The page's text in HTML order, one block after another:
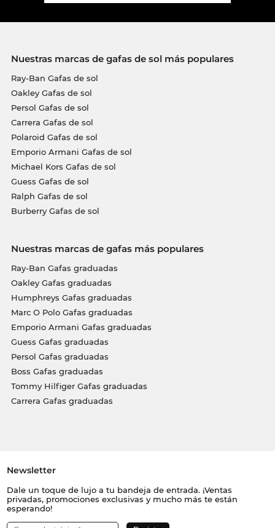
Nuestras marcas de gafas de sol más populares
Ray-Ban Gafas de sol
Oakley Gafas de sol
Persol Gafas de sol
Carrera Gafas de sol
Polaroid Gafas de sol
Emporio Armani Gafas de sol
Michael Kors Gafas de sol
Guess Gafas de sol
Ralph Gafas de sol
Burberry Gafas de sol
Nuestras marcas de gafas más populares
Ray-Ban Gafas graduadas
Oakley Gafas graduadas
Humphreys Gafas graduadas
Marc O Polo Gafas graduadas
Emporio Armani Gafas graduadas
Guess Gafas graduadas
Persol Gafas graduadas
Boss Gafas graduadas
Tommy Hilfiger Gafas graduadas
Carrera Gafas graduadas
Newsletter
Dale un toque de lujo a tu bandeja de entrada. ¡Ventas
privadas, promociones exclusivas y mucho más te están
esperando!